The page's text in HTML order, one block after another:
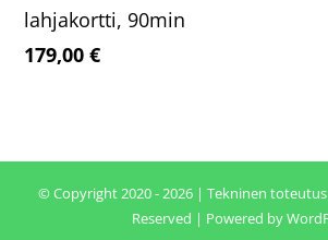
lahjakortti, 90min
179,00€
© Copyright 2020 - 2026 | Tekninen
Reserved | Powered by